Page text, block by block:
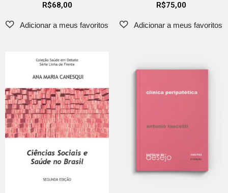
R$68,00 R$75,00